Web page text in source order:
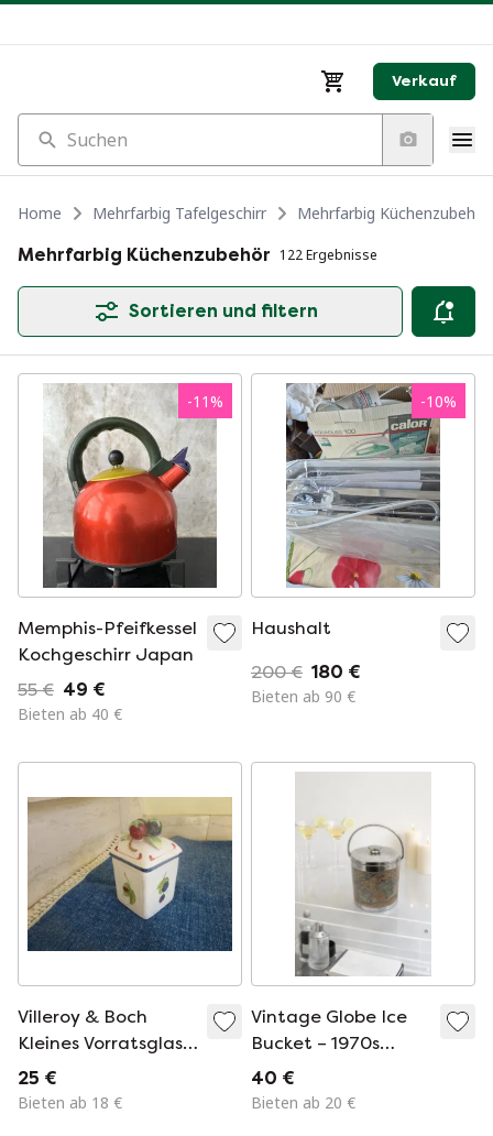
Verkauf
Suchen
Home Mehrfarbig Tafelgeschirr
Mehrfarbig Küchenzubehör
Mehrfarbig Küchenzubehör 122 Ergebnisse
Sortieren und filtern
-11%
Memphis-Pfeifkessel
Kochgeschirr Japan
55 € 49 €
Bieten ab 40 €
-10%
Haushalt
200 € 180 €
Bieten ab 90 €
Villeroy & Boch
Kleines Vorratsglas
mit Deckel, Cottage
Charm (Art.-Nr.
25 €
Bieten ab 18 €
Vintage Globe Ice
Bucket – 1970s
Retro Barware –
Antique World Map
40 €
Bieten ab 20 €